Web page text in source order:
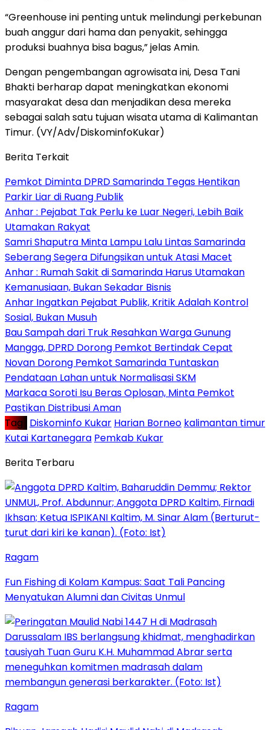
“Greenhouse ini penting untuk melindungi perkebunan
buah anggur dari hama dan penyakit, sehingga
produksi buahnya bisa bagus,” jelas Amin.
Dengan pengembangan agrowisata ini, Desa Tani
Bhakti berharap dapat meningkatkan ekonomi
masyarakat desa dan menjadikan desa mereka
sebagai salah satu tujuan wisata utama di Kalimantan
Timur. (VY/Adv/DiskominfoKukar)
Berita Terkait
Pemkot Diminta DPRD Samarinda Tegas Hentikan
Parkir Liar di Ruang Publik
Anhar : Pejabat Tak Perlu ke Luar Negeri, Lebih Baik
Utamakan Rakyat
Samri Shaputra Minta Lampu Lalu Lintas Samarinda
Seberang Segera Difungsikan untuk Atasi Macet
Anhar : Rumah Sakit di Samarinda Harus Utamakan
Kemanusiaan, Bukan Sekadar Bisnis
Anhar Ingatkan Pejabat Publik, Kritik Adalah Kontrol
Sosial, Bukan Musuh
Bau Sampah dari Truk Resahkan Warga Gunung
Mangga, DPRD Dorong Pemkot Bertindak Cepat
Novan Dorong Pemkot Samarinda Tuntaskan
Pendataan Lahan untuk Normalisasi SKM
Markaca Soroti Isu Beras Oplosan, Minta Pemkot
Pastikan Distribusi Aman
Tag : Diskominfo Kukar Harian Borneo kalimantan timur
Kutai Kartanegara Pemkab Kukar
Berita Terbaru
Ragam
Fun Fishing di Kolam Kampus: Saat Tali Pancing
Menyatukan Alumni dan Civitas Unmul
Ragam